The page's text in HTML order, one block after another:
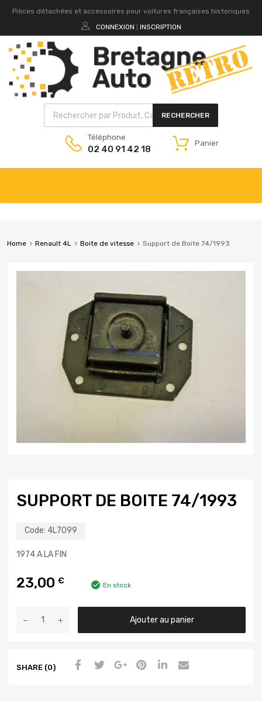
Pièces détachées et accessoires pour voitures françaises historiques
CONNEXION
INSCRIPTION
RECHERCHER
Téléphone
02 40 91 42 18
Panier
Home Renault 4L Boite de vitesse Support de Boite 74/1993
SUPPORT DE BOITE 74/1993
Code: 4L7099
1974 A LA FIN
23,00 € En stock
Ajouter au panier
SHARE (0)